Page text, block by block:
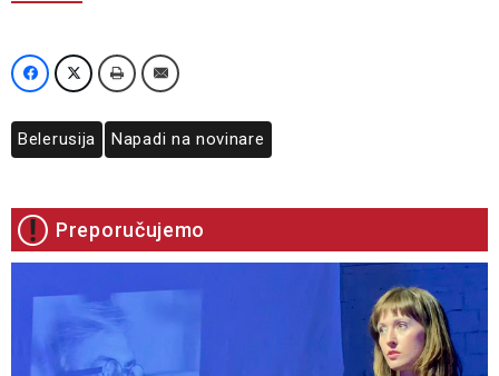
Belerusija Napadi na novinare
Preporučujemo